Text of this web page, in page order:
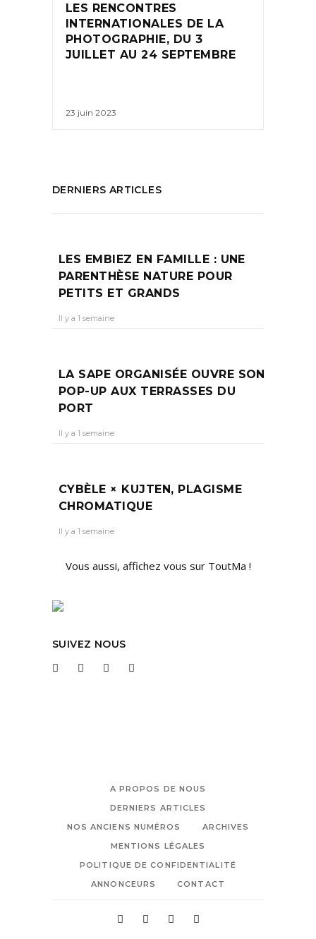
LES RENCONTRES
INTERNATIONALES DE LA
PHOTOGRAPHIE, DU 3
JUILLET AU 24 SEPTEMBRE
23 juin 2023
DERNIERS ARTICLES
LES EMBIEZ EN FAMILLE : UNE
PARENTHÈSE NATURE POUR
PETITS ET GRANDS
Il y a 1 semaine
LA SAPE ORGANISÉE OUVRE SON
POP-UP AUX TERRASSES DU
PORT
Il y a 1 semaine
CYBÈLE × KUJTEN, PLAGISME
CHROMATIQUE
Il y a 1 semaine
Vous aussi, affichez vous sur ToutMa !
SUIVEZ NOUS
A PROPOS DE NOUS
DERNIERS ARTICLES
NOS ANCIENS NUMÉROS
ARCHIVES
MENTIONS LÉGALES
POLITIQUE DE CONFIDENTIALITÉ
ANNONCEURS
CONTACT